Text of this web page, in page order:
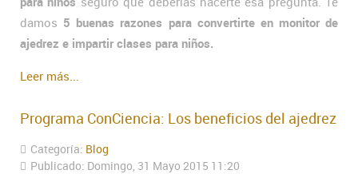
damos 5 buenas razones para convertirte en monitor de
ajedrez e impartir clases para niños.
Leer más...
Programa ConCiencia: Los beneficios del ajedrez
Categoría: Blog
Publicado: Domingo, 31 Mayo 2015 11:20